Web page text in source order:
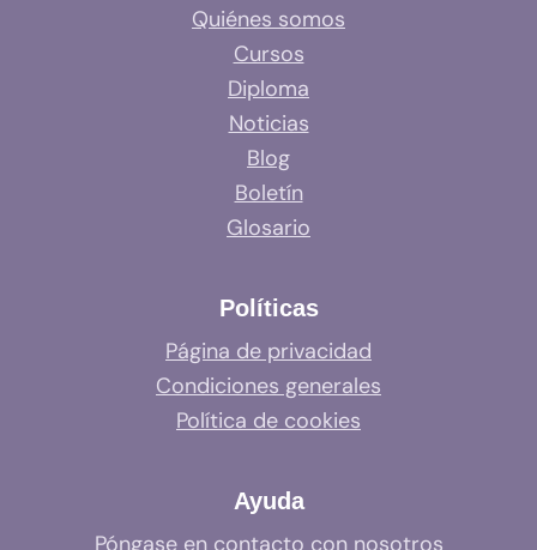
Quiénes somos
Cursos
Diploma
Noticias
Blog
Boletín
Glosario
Políticas
Página de privacidad
Condiciones generales
Política de cookies
Ayuda
Póngase en contacto con nosotros